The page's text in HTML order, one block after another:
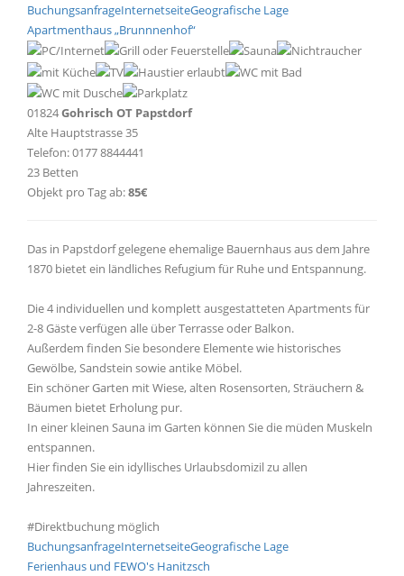
BuchungsanfrageInternetseiteGeografische Lage
Apartmenthaus „Brunnnenhof“
01824Gohrisch OT Papstdorf
Alte Hauptstrasse 35
Telefon: 0177 8844441
23 Betten
Objekt pro Tag ab:85€
Das in Papstdorf gelegene ehemalige Bauernhaus aus dem Jahre
1870 bietet ein ländliches Refugium für Ruhe und Entspannung.
Die 4 individuellen und komplett ausgestatteten Apartments für
2-8 Gäste verfügen alle über Terrasse oder Balkon.
Außerdem finden Sie besondere Elemente wie historisches
Gewölbe, Sandstein sowie antike Möbel.
Ein schöner Garten mit Wiese, alten Rosensorten, Sträuchern &
Bäumen bietet Erholung pur.
In einer kleinen Sauna im Garten können Sie die müden Muskeln
entspannen.
Hier finden Sie ein idyllisches Urlaubsdomizil zu allen
Jahreszeiten.
#Direktbuchung möglich
BuchungsanfrageInternetseiteGeografische Lage
Ferienhaus und FEWO's Hanitzsch